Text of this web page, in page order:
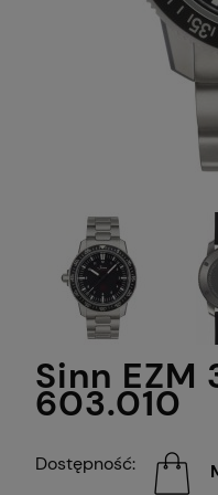
Sinn
603.010
Dostępność: